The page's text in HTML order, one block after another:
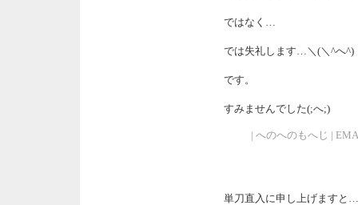
ではなく…
では失礼します…＼(＼^へ^)
です。
すみませんでした(;へ;)
| へのへのもへじ |
単刀直入に申し上げますと…